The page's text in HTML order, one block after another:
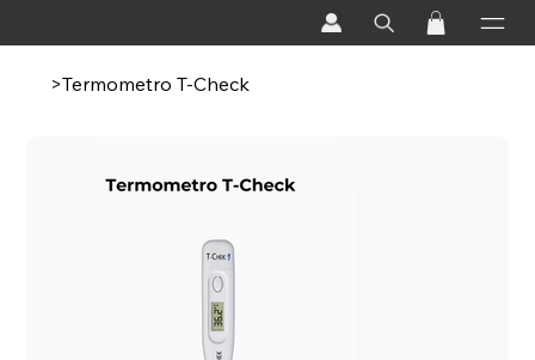
>Termometro T-Check